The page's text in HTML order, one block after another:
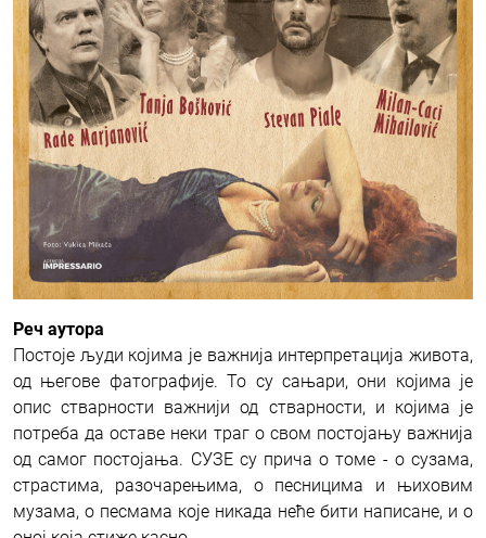
Реч аутора
Постоје људи којима је важнија интерпретација живота,
од његове фатографије. То су сањари, они којима је
опис стварности важнији од стварности, и којима је
потреба да оставе неки траг о свом постојању важнија
од самог постојања. СУЗЕ су прича о томе - о сузама,
страстима, разочарењима, о песницима и њиховим
музама, о песмама које никада неће бити написане, и о